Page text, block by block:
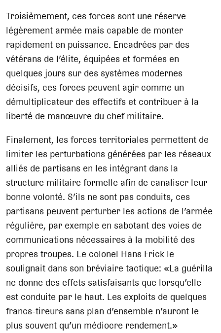
Troisièmement, ces forces sont une réserve
légèrement armée mais capable de monter
rapidement en puissance. Encadrées par des
vétérans de l’élite, équipées et formées en
quelques jours sur des systèmes modernes
décisifs, ces forces peuvent agir comme un
démultiplicateur des effectifs et contribuer à la
liberté de manœuvre du chef militaire.
Finalement, les forces territoriales permettent de
limiter les perturbations générées par les réseaux
alliés de partisans en les intégrant dans la
structure militaire formelle afin de canaliser leur
bonne volonté. S’ils ne sont pas conduits, ces
partisans peuvent perturber les actions de l’armée
régulière, par exemple en sabotant des voies de
communications nécessaires à la mobilité des
propres troupes. Le colonel Hans Frick le
soulignait dans son bréviaire tactique: «La guérilla
ne donne des effets satisfaisants que lorsqu’elle
est conduite par le haut. Les exploits de quelques
francs-tireurs sans plan d’ensemble n’auront le
plus souvent qu’un médiocre rendement.»